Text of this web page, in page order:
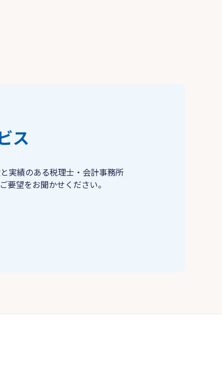
ス
実績のある税理士・会計事務所
要望をお聞かせください。